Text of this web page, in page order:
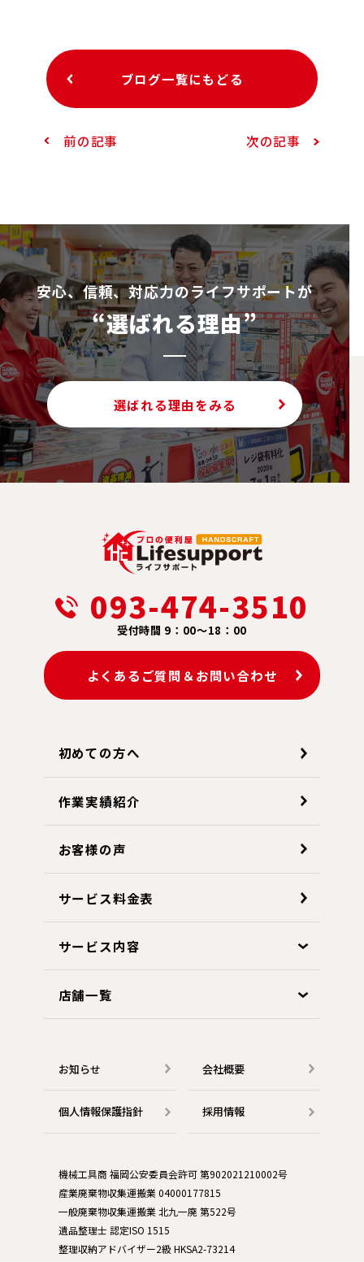
前の記事
ブログ一覧にもどる
次の記事
安⼼、信頼、対応⼒のライフサポートが
“選ばれる理由”
選ばれる理由をみる
093-474-3510
受付時間 9：00～18：00
よくあるご質問＆お問い合わせ
初めての方へ
作業実績紹介
お客様の声
サービス料金表
サービス内容
店舗一覧
お知らせ 会社概要
個人情報保護指針 採用情報
機械工具商 福岡公安委員会許可 第902021210002号
産業廃棄物収集運搬業 04000177815
一般廃棄物収集運搬業 北九一廃 第522号
遺品整理士 認定ISO 1515
整理収納アドバイザー2級 HKSA2-73214